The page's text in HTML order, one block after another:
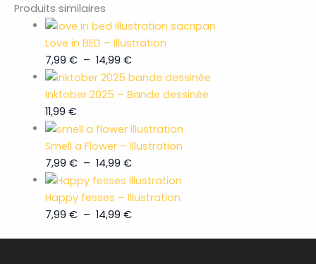
Produits similaires
Love in BED – Illustration
7,99 € – 14,99 €
Inktober 2025 – Bande dessinée
11,99 €
Smell a Flower – Illustration
7,99 € – 14,99 €
Happy fesses – Illustration
7,99 € – 14,99 €